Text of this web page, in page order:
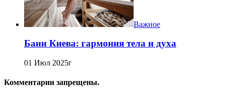
Важное
Бани Киева: гармония тела и духа
01 Июл 2025г
Комментарии запрещены.